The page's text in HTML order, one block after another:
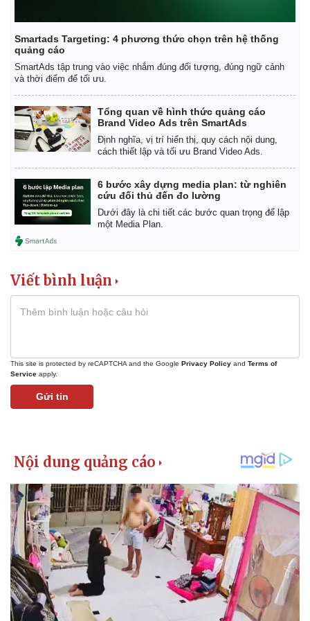
Pháp luật
Quân sự - Quốc phòng
Smartads Targeting: 4 phương thức chọn trên hệ thống
quảng cáo
SmartAds tập trung vào việc nhắm đúng đối tượng, đúng ngữ cảnh
và thời điểm để tối ưu.
Tổng quan về hình thức quảng cáo
Brand Video Ads trên SmartAds
Định nghĩa, vị trí hiển thị, quy cách nội dung,
cách thiết lập và tối ưu Brand Video Ads.
6 bước xây dựng media plan: từ nghiên
cứu đối thủ đến đo lường
Dưới đây là chi tiết các bước quan trọng để lập
một Media Plan.
Viết bình luận
This site is protected by reCAPTCHA and the Google Privacy Policy and Terms of
Service apply.
Gửi tin